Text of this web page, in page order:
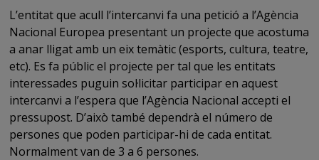
L’entitat que acull l’intercanvi fa una petició a l’Agència
Nacional Europea presentant un projecte que acostuma
a anar lligat amb un eix temàtic (esports, cultura, teatre,
etc). Es fa públic el projecte per tal que les entitats
interessades puguin sol·licitar participar en aquest
intercanvi a l’espera que l’Agència Nacional accepti el
pressupost. D’això també dependrà el número de
persones que poden participar-hi de cada entitat.
Normalment van de 3 a 6 persones.